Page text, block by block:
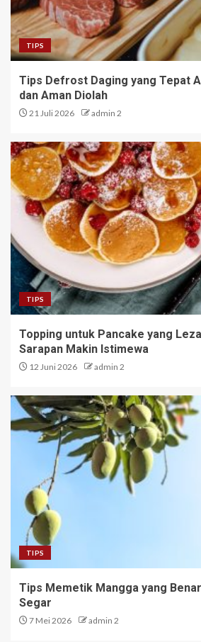
TIPS
Tips Defrost Daging yang Tepat
dan Aman Diolah
21 Juli 2026 admin 2
TIPS
Topping untuk Pancake yang
Sarapan Makin Istimewa
12 Juni 2026 admin 2
TIPS
Tips Memetik Mangga yang
Segar
7 Mei 2026 admin 2